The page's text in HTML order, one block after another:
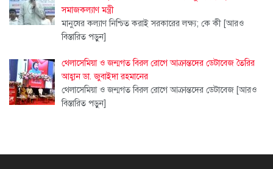
সমাজকল্যাণ মন্ত্রী
মানুষের কল্যাণ নিশ্চিত করাই সরকারের লক্ষ্য; কে কী [আরও
বিস্তারিত পড়ুন]
থেলাসেমিয়া ও জন্মগত বিরল রোগে আক্রান্তদের ডেটাবেজ তৈরির
আহ্বান ডা. জুবাইদা রহমানের
থেলাসেমিয়া ও জন্মগত বিরল রোগে আক্রান্তদের ডেটাবেজ [আরও
বিস্তারিত পড়ুন]